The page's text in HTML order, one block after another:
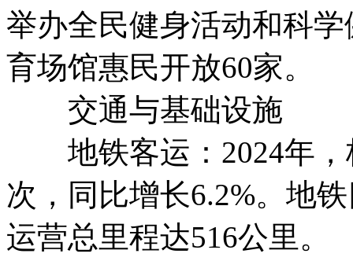
举办全民健身活动和科
育场馆惠民开放60家。
交通与基础设施
地铁客运：2024年，
次，同比增长6.2%。地
运营总里程达516公里。